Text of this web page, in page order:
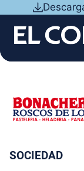
contenido
SOCIEDAD